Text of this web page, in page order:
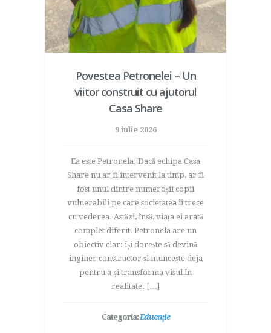
Povestea Petronelei – Un
viitor construit cu ajutorul
Casa Share
9 iulie 2026
Ea este Petronela. Dacă echipa Casa
Share nu ar fi intervenit la timp, ar fi
fost unul dintre numeroșii copii
vulnerabili pe care societatea îi trece
cu vederea. Astăzi, însă, viața ei arată
complet diferit. Petronela are un
obiectiv clar: își dorește să devină
inginer constructor și muncește deja
pentru a-și transforma visul în
realitate. […]
Categoria:Educație